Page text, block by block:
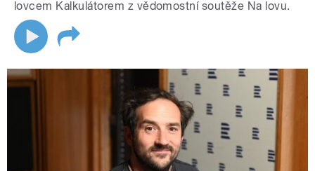
lovcem Kalkulátorem z vědomostní soutěže Na lovu.